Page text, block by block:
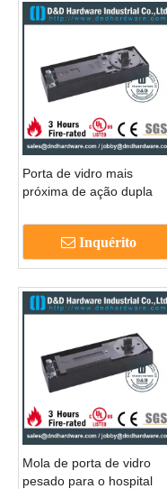
Porta de vidro mais
próxima de ação dupla
vidro-ddfs322
Inquérito
Mola de porta de vidro
pesado para o hospital